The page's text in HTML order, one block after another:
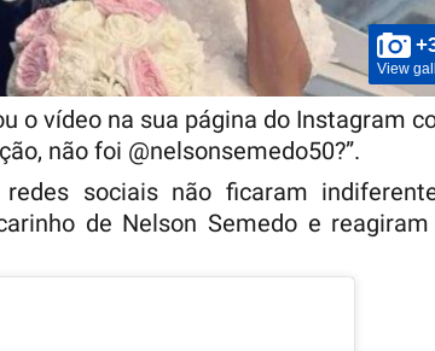
View
o vídeo na sua página do Instagram
não foi @nelsonsemedo50?”.
sociais não ficaram
de Nelson Semedo e